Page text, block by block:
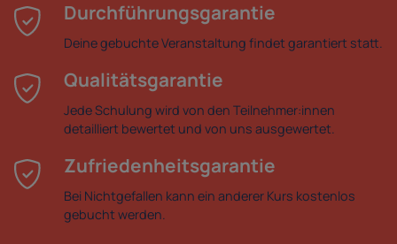
Durchführungsgarantie
Deine gebuchte Veranstaltung findet garantiert statt.
Qualitätsgarantie
Jede Schulung wird von den Teilnehmer:innen
detailliert bewertet und von uns ausgewertet.
Zufriedenheitsgarantie
Bei Nichtgefallen kann ein anderer Kurs kostenlos
gebucht werden.